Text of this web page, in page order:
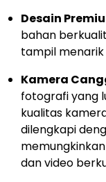
Desain
bahan
tampil
Kamera
fotografi yang
kualitas
dilengkapi
dan video